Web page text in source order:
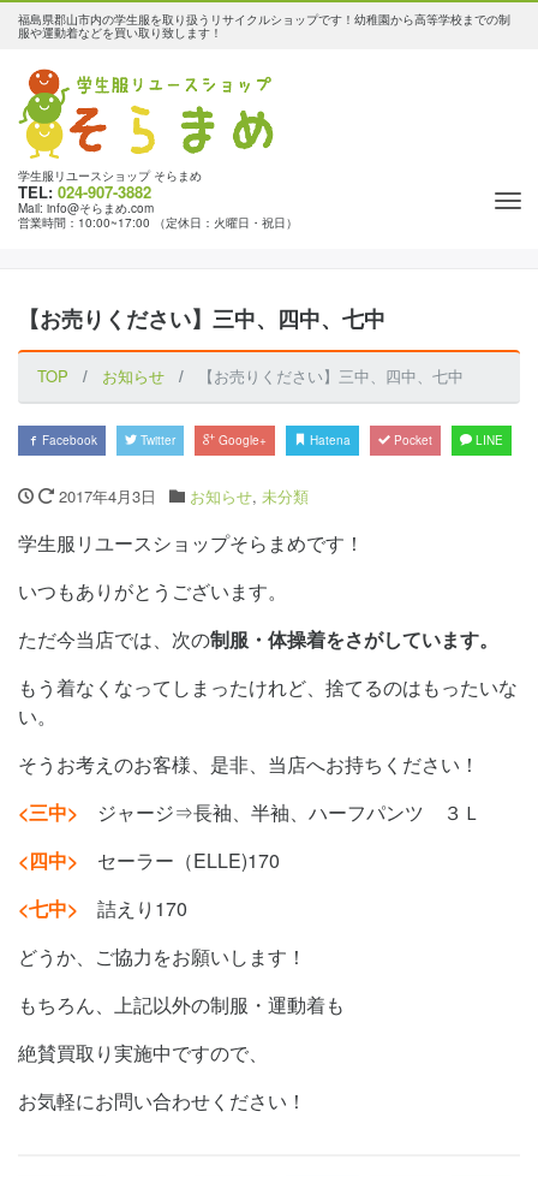
福島県郡山市内の学生服を取り扱うリサイクルショップです！幼稚園から高等学校までの制
服や運動着などを買い取り致します！
学生服リユースショップ そらまめ
TEL: 024-907-3882
Mail: info@そらまめ.com
営業時間：10:00~17:00 （定休日：火曜日・祝日）
【お売りください】三中、四中、七中
TOP お知らせ 【お売りください】三中、四中、七中
Facebook Twitter Google+ Hatena Pocket LINE
2017年4月3日 お知らせ, 未分類
学生服リユースショップそらまめです！
いつもありがとうございます。
ただ今当店では、次の制服・体操着をさがしています。
もう着なくなってしまったけれど、捨てるのはもったいな
い。
そうお考えのお客様、是非、当店へお持ちください！
<三中> ジャージ⇒長袖、半袖、ハーフパンツ ３Ｌ
<四中> セーラー（ELLE)170
<七中> 詰えり170
どうか、ご協力をお願いします！
もちろん、上記以外の制服・運動着も
絶賛買取り実施中ですので、
お気軽にお問い合わせください！